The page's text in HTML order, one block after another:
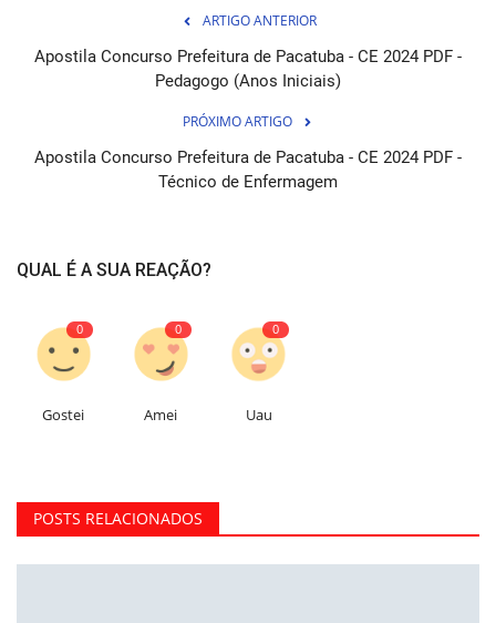
ARTIGO ANTERIOR
Apostila Concurso Prefeitura de Pacatuba - CE 2024 PDF -
Pedagogo (Anos Iniciais)
PRÓXIMO ARTIGO
Apostila Concurso Prefeitura de Pacatuba - CE 2024 PDF -
Técnico de Enfermagem
QUAL É A SUA REAÇÃO?
0
Gostei
0
Amei
0
Uau
POSTS RELACIONADOS